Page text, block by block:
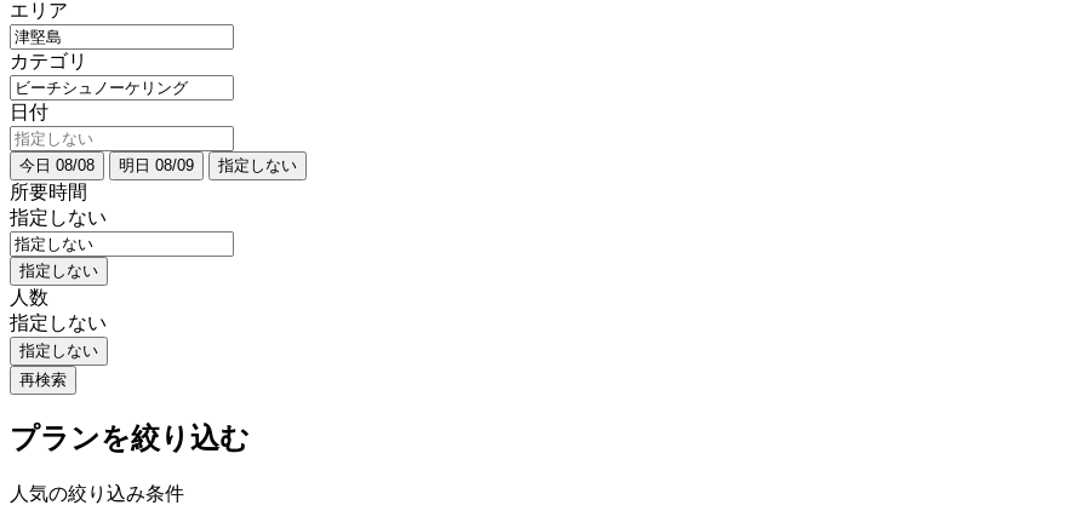
エリア
カテゴリ
日付
今日 08/08 明日 08/09 指定しない
所要時間
指定しない
指定しない
人数
指定しない
指定しない
再検索
プランを絞り込む
人気の絞り込み条件